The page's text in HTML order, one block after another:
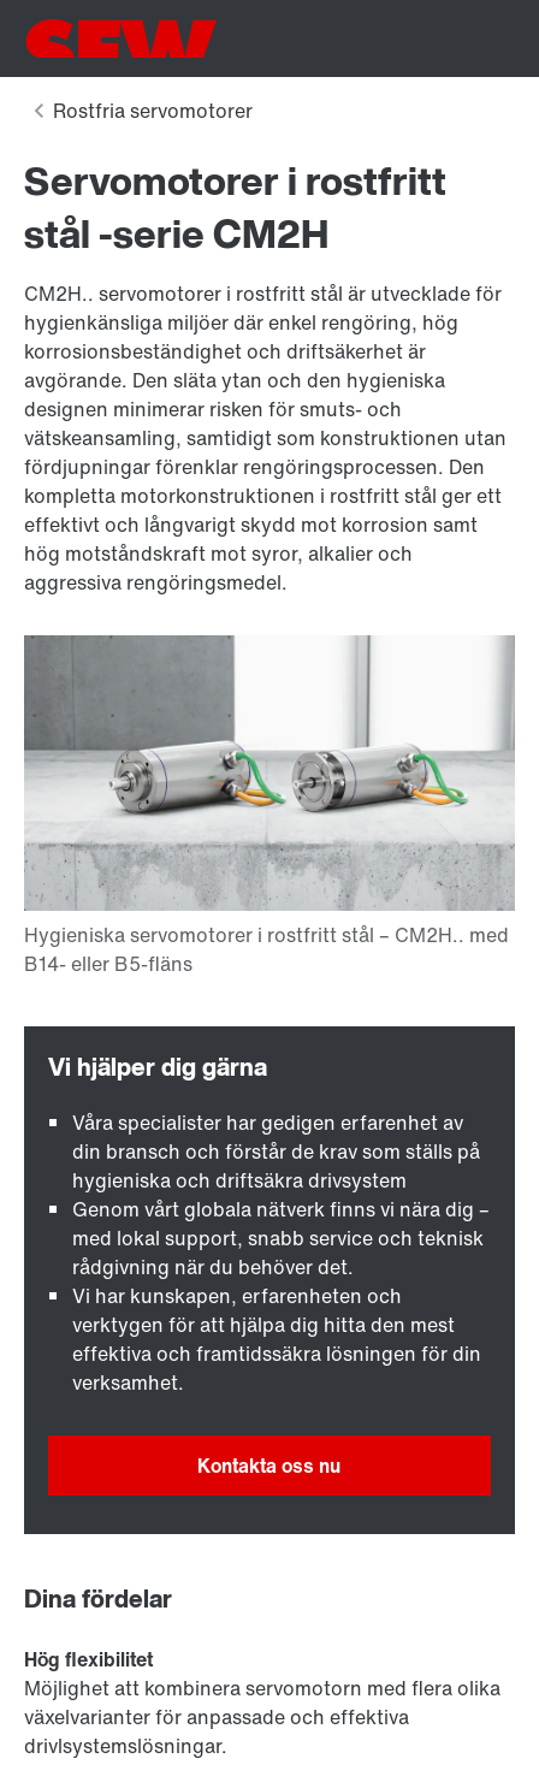
Servomotorer i rostfritt
stål -serie CM2H
CM2H.. servomotorer i rostfritt stål är utvecklade för
hygienkänsliga miljöer där enkel rengöring, hög
korrosionsbeständighet och driftsäkerhet är
avgörande. Den släta ytan och den hygieniska
designen minimerar risken för smuts- och
vätskeansamling, samtidigt som konstruktionen utan
fördjupningar förenklar rengöringsprocessen. Den
kompletta motorkonstruktionen i rostfritt stål ger ett
effektivt och långvarigt skydd mot korrosion samt
hög motståndskraft mot syror, alkalier och
aggressiva rengöringsmedel.
Våra specialister har gedigen erfarenhet av
din bransch och förstår de krav som ställs på
hygieniska och driftsäkra drivsystem
Genom vårt globala nätverk finns vi nära dig –
med lokal support, snabb service och teknisk
rådgivning när du behöver det.
Vi har kunskapen, erfarenheten och
verktygen för att hjälpa dig hitta den mest
effektiva och framtidssäkra lösningen för din
verksamhet.
Kontakta oss nu
Dina fördelar
Hög flexibilitet
Möjlighet att kombinera servomotorn med flera olika
växelvarianter för anpassade och effektiva
drivlsystemslösningar.